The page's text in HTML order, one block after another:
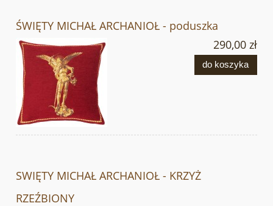
ŚWIĘTY MICHAŁ ARCHANIOŁ - poduszka
290,00 zł
do koszyka
SWIĘTY MICHAŁ ARCHANIOŁ - KRZYŻ
RZEŹBIONY